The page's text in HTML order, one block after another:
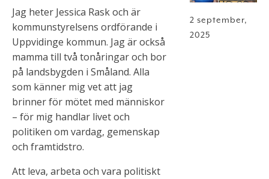
Jag heter Jessica Rask och är
kommunstyrelsens ordförande i
Uppvidinge kommun. Jag är också
mamma till två tonåringar och bor
på landsbygden i Småland. Alla
som känner mig vet att jag
brinner för mötet med människor
– för mig handlar livet och
politiken om vardag, gemenskap
och framtidstro.
Att leva, arbeta och vara politiskt
2 september,
2025